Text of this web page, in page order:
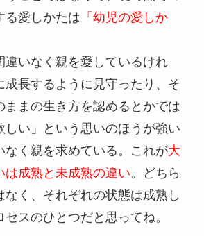
る愛しかたは 「幼児の愛しか
いなく親を愛しているけれ
成長するように見守ったり、そ
ままの生き方を認めるとかでは
しい」という思いのほうが強い
なく親を求めている。これが大
は成熟と未成熟の違い。どちら
なく、それぞれの状態は成熟し
スのひとつだと思ってね。